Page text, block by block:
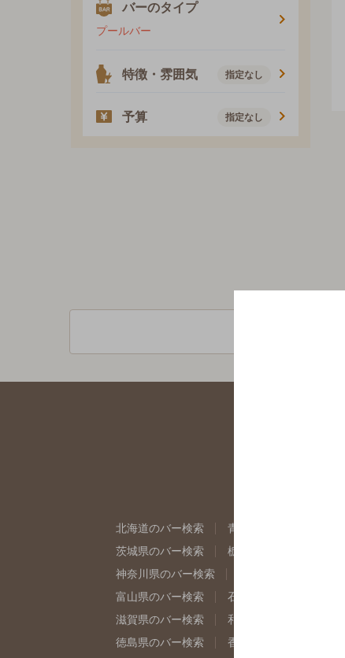
バーのタイプ
プールバー
特徴・雰囲気 指定なし
予算 指定なし
北海道のバー検索 青森県のバー検索
茨城県のバー検索
栃木県のバー検索
神奈川県のバー検索
富山県のバー検索
石川県のバー検索
滋賀県のバー検索
和歌山県のバー検索
徳島県のバー検索
香川県のバー検索